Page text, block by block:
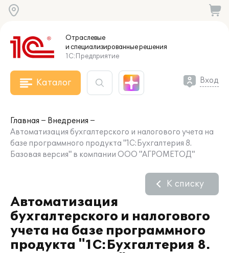
Отраслевые
и специализированныерешения
1С:Предприятие
Каталог Вход
Главная
Внедрения
Автоматизация бухгалтерского и налогового учета на
базе программного продукта "1С:Бухгалтерия 8.
Базовая версия" в компании ООО "АГРОМЕТОД"
Автоматизация
бухгалтерского и налогового
учета на базе программного
продукта "1С:Бухгалтерия 8.
К списку